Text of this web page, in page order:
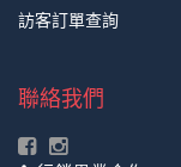
訪客訂單查詢
聯絡我們